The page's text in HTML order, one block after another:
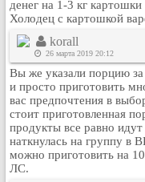
Новые сообщения
Беседы
Игры
Кулинария
Физкультура и спорт
Видео и Кино
Авто. Мото.
Космос
денег на 1-3 кг
Холодец с картошкой
korall
26 марта 2019 20:12
Вы же указали порцию
и просто приготовить
вас предпочтения в
стоит приготовленная
продукты все равно
наткнулась на группу в
можно приготовить на
ЛС.